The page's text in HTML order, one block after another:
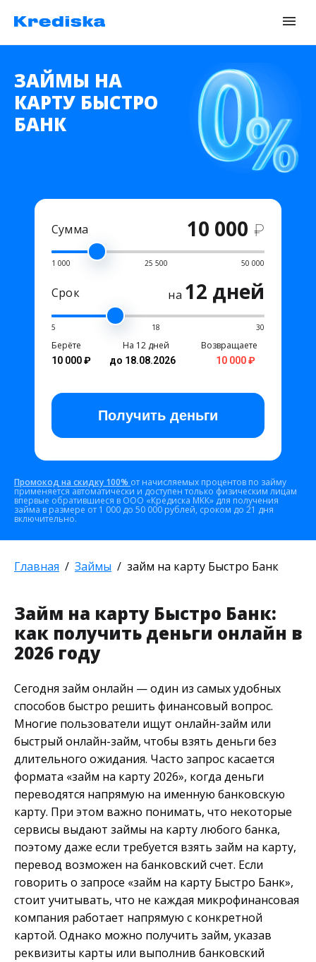
ЗАЙМЫ НА
КАРТУ БЫСТРО
БАНК
Сумма 10 000 ₽
1 000 25 500 50 000
Срок на 12 дней
5 18 30
Берёте
10 000 ₽
На 12 дней
до 18.08.2026
Возвращаете
10 000 ₽
Получить деньги
Промокод на скидку 100% от начисляемых процентов по займу
применяется автоматически и доступен только физическим лицам
впервые обратившиеся в ООО «Кредиска МКК» для получения
займа в размере от 1 000 до 50 000 рублей, сроком до 21 дня
включительно.
Главная Займы займ на карту Быстро Банк
Займ на карту Быстро Банк:
как получить деньги онлайн в
2026 году
Сегодня займ онлайн — один из самых удобных
способов быстро решить финансовый вопрос.
Многие пользователи ищут онлайн-займ или
быстрый онлайн-займ, чтобы взять деньги без
длительного ожидания. Часто запрос касается
формата «займ на карту 2026», когда деньги
переводятся напрямую на именную банковскую
карту. При этом важно понимать, что некоторые
сервисы выдают займы на карту любого банка,
поэтому даже если требуется взять займ на карту,
перевод возможен на банковский счет. Если
говорить о запросе «займ на карту Быстро Банк»,
стоит учитывать, что не каждая микрофинансовая
компания работает напрямую с конкретной
картой. Однако можно получить займ, указав
реквизиты карты или выполнив банковский